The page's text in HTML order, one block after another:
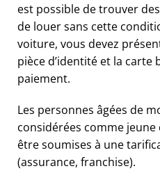
est possible de trouver
de louer sans cette
voiture, vous devez
pièce d’identité et la carte
paiement.
Les personnes âgées de
considérées comme
être soumises à une
(assurance, franchise).